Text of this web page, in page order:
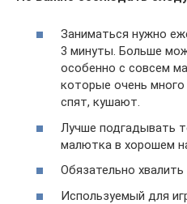
Заниматься нужно
3 минуты. Больше
особенно с совсем
которые очень много
спят, кушают.
Лучше подгадывать
малютка в хорошем
Обязательно
Используемый для